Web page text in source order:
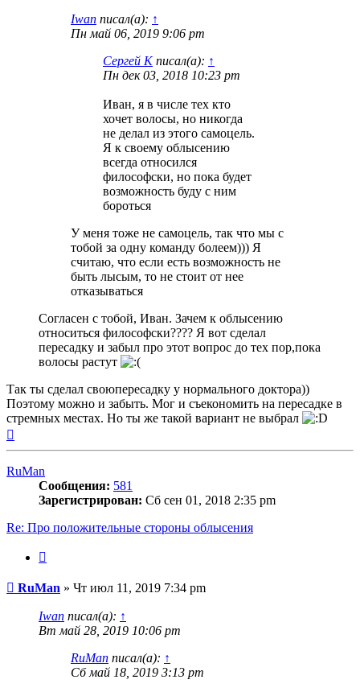
Iwan писал(а): ↑
Пн май 06, 2019 9:06 pm
Сергей Кписал(а): ↑
Пн дек 03, 2018 10:23 pm
Иван, я в числе тех кто
хочет волосы, но никогда
не делал из этого самоцель.
Я к своему облысению
всегда относился
философски, но пока будет
возможность буду с ним
бороться
У меня тоже не самоцель, так что мы с
тобой за одну команду болеем))) Я
считаю, что если есть возможность не
быть лысым, то не стоит от нее
отказываться
Согласен с тобой, Иван. Зачем к облысению
относиться философски???? Я вот сделал
пересадку и забыл про этот вопрос до тех пор,пока
волосы растут
Так ты сделал своюпересадку у нормального доктора))
Поэтому можно и забыть. Мог и съекономить на пересадке в
стремных местах. Но ты же такой вариант не выбрал
RuMan
Сообщения: 581
Зарегистрирован: Сб сен 01, 2018 2:35 pm
Re: Про положительные стороны облысения
Сообщение
RuMan » Чт июл 11, 2019 7:34 pm
Iwan писал(а): ↑
Вт май 28, 2019 10:06 pm
RuMan писал(а): ↑
Сб май 18, 2019 3:13 pm